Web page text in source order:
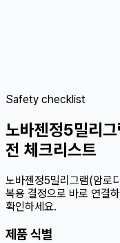
Safety checklist
노바젠정5밀리
전 체크리스트
노바젠정5밀리그램(암로
복용 결정으로 바로 연결
확인하세요.
제품 식별